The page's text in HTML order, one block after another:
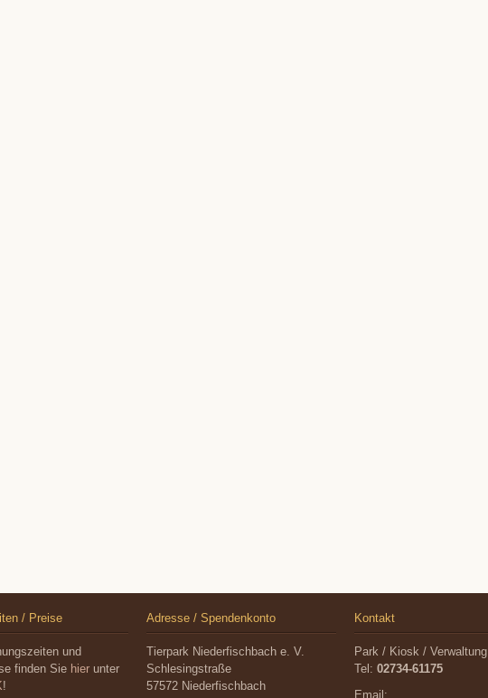
/ Preise
und
finden Sie hier unter
!
Adresse / Spendenkonto
Tierpark Niederfischbach e. V.
Schlesingstraße
57572 Niederfischbach
Kontakt
Park / Kiosk / Verwaltung
Tel: 02734-61175
Email: